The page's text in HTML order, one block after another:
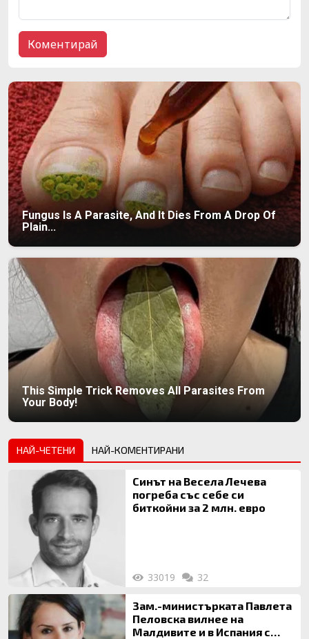
Fungus Is A Parasite, And It Dies From A Drop Of
Plain...
This Simple Trick Removes All Parasites From
Your Body!
НАЙ-ЧЕТЕНИ НАЙ-КОМЕНТИРАНИ
Синът на Весела Лечева
погреба със себе си
биткойни за 2 млн. евро
33019 32
Зам.-министърката Павлета
Пеловска вилнее на
Малдивите и в Испания с